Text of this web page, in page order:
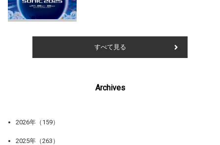
すべて見る
Archives
2026年（159）
2025年（263）